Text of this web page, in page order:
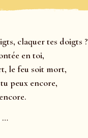
claquer tes doigts ?
en toi,
le feu soit mort,
peux encore,
…